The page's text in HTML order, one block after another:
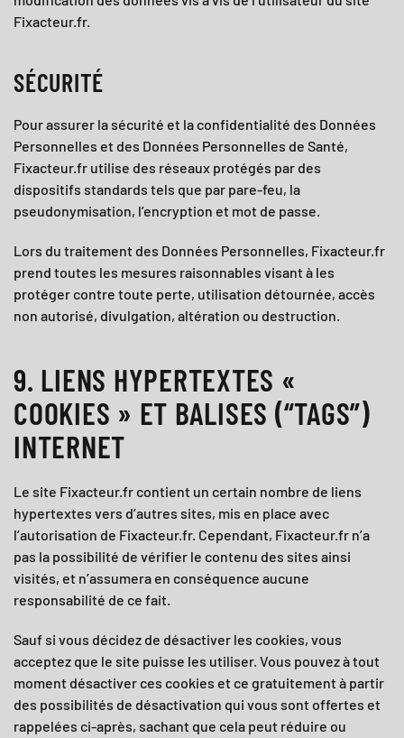
Fixacteur.fr.
SÉCURITÉ
Pour assurer la sécurité et la confidentialité des Données
Personnelles et des Données Personnelles de Santé,
Fixacteur.fr utilise des réseaux protégés par des
dispositifs standards tels que par pare-feu, la
pseudonymisation, l’encryption et mot de passe.
Lors du traitement des Données Personnelles, Fixacteur.fr
prend toutes les mesures raisonnables visant à les
protéger contre toute perte, utilisation détournée, accès
non autorisé, divulgation, altération ou destruction.
9. LIENS HYPERTEXTES «
COOKIES » ET BALISES (“TAGS”)
INTERNET
Le site Fixacteur.fr contient un certain nombre de liens
hypertextes vers d’autres sites, mis en place avec
l’autorisation de Fixacteur.fr. Cependant, Fixacteur.fr n’a
pas la possibilité de vérifier le contenu des sites ainsi
visités, et n’assumera en conséquence aucune
responsabilité de ce fait.
Sauf si vous décidez de désactiver les cookies, vous
acceptez que le site puisse les utiliser. Vous pouvez à tout
moment désactiver ces cookies et ce gratuitement à partir
des possibilités de désactivation qui vous sont offertes et
rappelées ci-après, sachant que cela peut réduire ou